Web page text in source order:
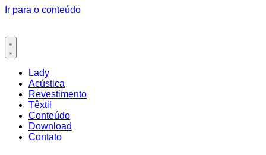
Ir para o conteúdo
Lady
Acústica
Revestimento
Têxtil
Conteúdo
Download
Contato